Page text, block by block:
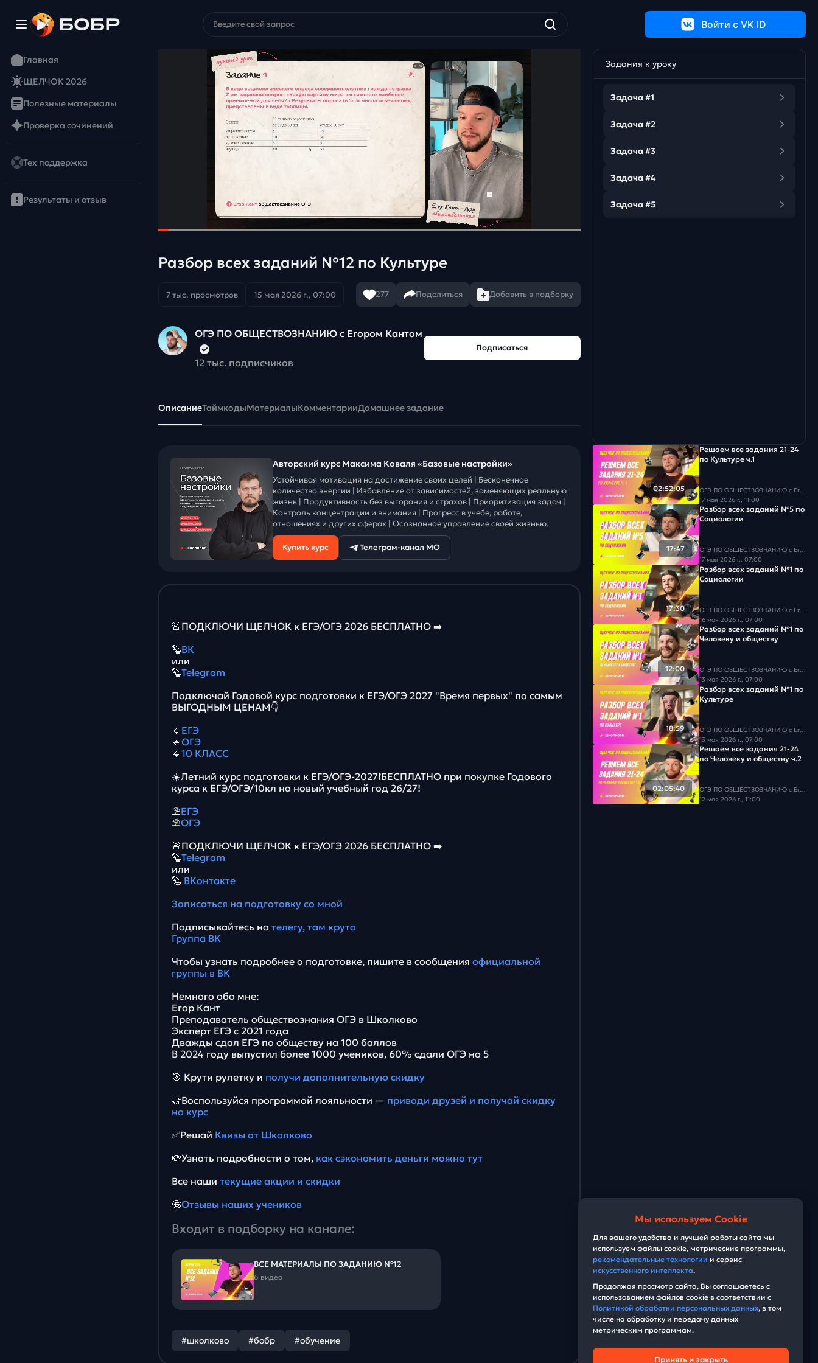
Войти c VK ID
Главная
ЩЕЛЧОК 2026
Полезные материалы
Проверка сочинений
Тех поддержка
Результаты и отзыв
Разбор всех заданий №12 по Культуре
7 тыс. просмотров 15 мая 2026 г., 07:00 277 Поделиться Добавить в подборку
ОГЭ ПО ОБЩЕСТВОЗНАНИЮ c Егором Кантом
12 тыс. подписчиков
Подписаться
ОписаниеТаймкодыМатериалыКомментарииДомашнее задание
Авторский курс Максима Коваля «Базовые настройки»
Устойчивая мотивация на достижение своих целей | Бесконечное
количество энергии | Избавление от зависимостей, заменяющих реальную
жизнь | Продуктивность без выгорания и страхов | Приоритизация задач |
Контроль концентрации и внимания | Прогресс в учебе, работе,
отношениях и других сферах | Осознанное управление своей жизнью.
Купить курс Телеграм-канал МО
🚨ПОДКЛЮЧИ ЩЕЛЧОК к ЕГЭ/ОГЭ 2026 БЕСПЛАТНО ➡️
🦫ВК
или
🦫Telegram
Подключай Годовой курс подготовки к ЕГЭ/ОГЭ 2027 "Время первых" по самым
ВЫГОДНЫМ ЦЕНАМ👇
🔹 ЕГЭ
🔹 ОГЭ
🔹 10 КЛАСС
☀️Летний курс подготовки к ЕГЭ/ОГЭ-2027❗️БЕСПЛАТНО при покупке Годового
курса к ЕГЭ/ОГЭ/10кл на новый учебный год 26/27!
⛱ЕГЭ
⛱ОГЭ
🚨ПОДКЛЮЧИ ЩЕЛЧОК к ЕГЭ/ОГЭ 2026 БЕСПЛАТНО ➡️
🦫Telegram
или
🦫 ВКонтакте
Записаться на подготовку со мной
Подписывайтесь на телегу, там круто
Группа ВК
Чтобы узнать подробнее о подготовке, пишите в сообщения официальной
группы в ВК
Немного обо мне:
Егор Кант
Преподаватель обществознания ОГЭ в Школково
Эксперт ЕГЭ с 2021 года
Дважды сдал ЕГЭ по обществу на 100 баллов
В 2024 году выпустил более 1000 учеников, 60% сдали ОГЭ на 5
🎯 Крути рулетку и получи дополнительную скидку
🤝Воспользуйся программой лояльности — приводи друзей и получай скидку
на курс
✅Решай Квизы от Школково
💸Узнать подробности о том, как сэкономить деньги можно тут
Все наши текущие акции и скидки
🤩Отзывы наших учеников
Входит в подборку на канале:
ВСЕ МАТЕРИАЛЫ ПО ЗАДАНИЮ №12
6 видео
#школково #бобр #обучение
Задания к уроку
Задача #1
Задача #2
Задача #3
Задача #4
Задача #5
02:52:05
Решаем все задания 21-24
по Культуре ч.1
ОГЭ ПО ОБЩЕСТВОЗНАНИЮ c Егором Кантом
17 мая 2026 г., 11:00
17:47
Разбор всех заданий №5 по
Социологии
ОГЭ ПО ОБЩЕСТВОЗНАНИЮ c Егором Кантом
17 мая 2026 г., 07:00
17:30
Разбор всех заданий №1 по
Социологии
ОГЭ ПО ОБЩЕСТВОЗНАНИЮ c Егором Кантом
16 мая 2026 г., 07:00
12:00
Разбор всех заданий №1 по
Человеку и обществу
ОГЭ ПО ОБЩЕСТВОЗНАНИЮ c Егором Кантом
13 мая 2026 г., 07:00
18:59
Разбор всех заданий №1 по
Культуре
ОГЭ ПО ОБЩЕСТВОЗНАНИЮ c Егором Кантом
13 мая 2026 г., 07:00
02:05:40
Решаем все задания 21-24
по Человеку и обществу ч.2
ОГЭ ПО ОБЩЕСТВОЗНАНИЮ c Егором Кантом
12 мая 2026 г., 11:00
Мы используем Cookie
Для вашего удобства и лучшей работы сайта мы
используем файлы cookie, метрические программы,
рекомендательные технологии и сервис
искусственного интеллекта.
Продолжая просмотр сайта, Вы соглашаетесь с
использованием файлов cookie в соответствии с
Политикой обработки персональных данных, в том
числе на обработку и передачу данных
метрическим программам.
Принять и закрыть